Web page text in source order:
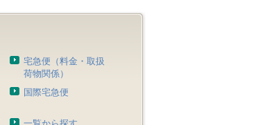
宅急便（料金・取扱
荷物関係）
国際宅急便